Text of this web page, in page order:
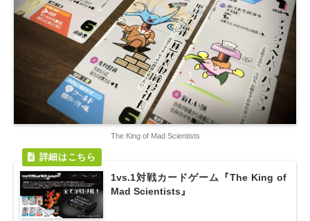
The King of Mad Scientists
1vs.1対戦カードゲーム『The King of
Mad Scientists』